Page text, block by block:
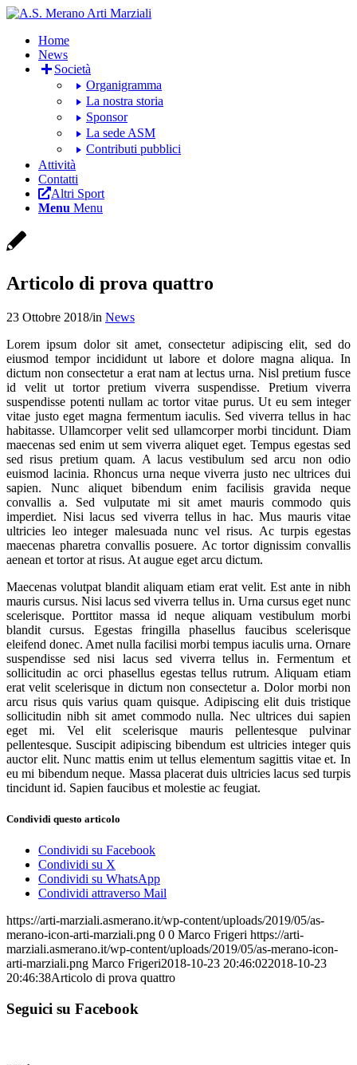
Home
News
Società
Organigramma
La nostra storia
Sponsor
La sede ASM
Contributi pubblici
Attività
Contatti
Altri Sport
Menu Menu
Articolo di prova quattro
23 Ottobre 2018/in News
Lorem ipsum dolor sit amet, consectetur adipiscing elit, sed do
eiusmod tempor incididunt ut labore et dolore magna aliqua. In
dictum non consectetur a erat nam at lectus urna. Nisl pretium fusce
id velit ut tortor pretium viverra suspendisse. Pretium viverra
suspendisse potenti nullam ac tortor vitae purus. Ut eu sem integer
vitae justo eget magna fermentum iaculis. Sed viverra tellus in hac
habitasse. Ullamcorper velit sed ullamcorper morbi tincidunt. Diam
maecenas sed enim ut sem viverra aliquet eget. Tempus egestas sed
sed risus pretium quam. A lacus vestibulum sed arcu non odio
euismod lacinia. Rhoncus urna neque viverra justo nec ultrices dui
sapien. Nunc aliquet bibendum enim facilisis gravida neque
convallis a. Sed vulputate mi sit amet mauris commodo quis
imperdiet. Nisi lacus sed viverra tellus in hac. Mus mauris vitae
ultricies leo integer malesuada nunc vel risus. Ac turpis egestas
maecenas pharetra convallis posuere. Ac tortor dignissim convallis
aenean et tortor at risus. At augue eget arcu dictum.
Maecenas volutpat blandit aliquam etiam erat velit. Est ante in nibh
mauris cursus. Nisi lacus sed viverra tellus in. Urna cursus eget nunc
scelerisque. Porttitor massa id neque aliquam vestibulum morbi
blandit cursus. Egestas fringilla phasellus faucibus scelerisque
eleifend donec. Amet nulla facilisi morbi tempus iaculis urna. Ornare
suspendisse sed nisi lacus sed viverra tellus in. Fermentum et
sollicitudin ac orci phasellus egestas tellus rutrum. Aliquam etiam
erat velit scelerisque in dictum non consectetur a. Dolor morbi non
arcu risus quis varius quam quisque. Adipiscing elit duis tristique
sollicitudin nibh sit amet commodo nulla. Nec ultrices dui sapien
eget mi. Vel elit scelerisque mauris pellentesque pulvinar
pellentesque. Suscipit adipiscing bibendum est ultricies integer quis
auctor elit. Nunc mattis enim ut tellus elementum sagittis vitae et. In
eu mi bibendum neque. Massa placerat duis ultricies lacus sed turpis
tincidunt id. Sapien faucibus et molestie ac feugiat.
Condividi questo articolo
Condividi su Facebook
Condividi su X
Condividi su WhatsApp
Condividi attraverso Mail
https://arti-marziali.asmerano.it/wp-content/uploads/2019/05/as-
merano-icon-arti-marziali.png 0 0 Marco Frigeri https://arti-
marziali.asmerano.it/wp-content/uploads/2019/05/as-merano-icon-
arti-marziali.png Marco Frigeri2018-10-23 20:46:022018-10-23
20:46:38Articolo di prova quattro
Seguici su Facebook